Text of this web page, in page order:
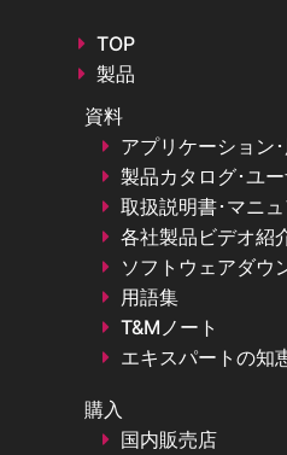
TOP
製品
資料
アプリケーション
製品カタログ･ユ
取扱説明書･マニ
各社製品ビデオ紹
ソフトウェアダウ
用語集
T&Mノート
エキスパートの知
購入
国内販売店